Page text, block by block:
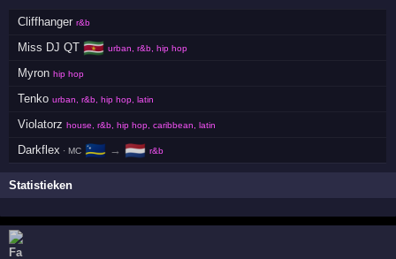
Cliffhanger r&b
Miss DJ QT 🇸🇷 urban, r&b, hip hop
Myron hip hop
Tenko urban, r&b, hip hop, latin
Violatorz house, r&b, hip hop, caribbean, latin
Darkflex · MC 🇨🇼 → 🇳🇱 r&b
Statistieken